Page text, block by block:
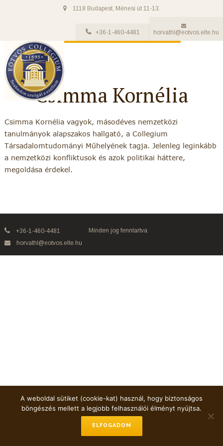
1118 Budapest, Ménesi út 11-13.
+36-1-460-4481 horvathl@eotvos.elte.hu
Csimma Kornélia
Csimma Kornélia vagyok, másodéves nemzetközi
tanulmányok alapszakos hallgató, a Collegium
Társadalomtudományi Műhelyének tagja. Jelenleg leginkább
a nemzetközi konfliktusok és azok politikai háttere,
megoldása érdekel.
+36-1-460-4481
horvathl@eotvos.elte.hu
Minden jog fenntartva
A weboldal sütiket (cookie-kat) használ, hogy biztonságos
böngészés mellett a legjobb felhasználói élményt nyújtsa.
ELFOGADOM